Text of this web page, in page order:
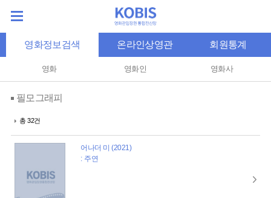
영화정보검색 온라인상영관 회원통계
영화 영화인 영화사
필모그래피
총 32건
어나더 미 (2021)
: 주연